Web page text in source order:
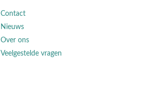
Contact
Nieuws
Over ons
Veelgestelde vragen